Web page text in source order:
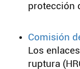
protección
Comisión
Los
ruptura